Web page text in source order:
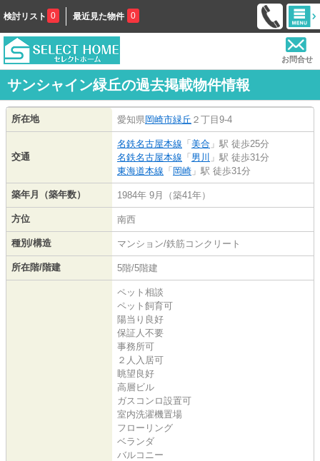
検討リスト 0 最近見た物件 0
お問合せ
サンシャイン緑丘の過去掲載物件情報
所在地 愛知県 岡崎市緑丘 ２丁目9-4
交通
名鉄名古屋本線 「 美合 」駅 徒歩25分
名鉄名古屋本線 「 男川 」駅 徒歩31分
東海道本線 「 岡崎 」駅 徒歩31分
築年月（築年数） 1984年 9月（築41年）
方位 南西
種別/構造 マンション/鉄筋コンクリート
所在階/階建 5階/5階建
ペット相談
ペット飼育可
陽当り良好
保証人不要
事務所可
２人入居可
眺望良好
高層ビル
ガスコンロ設置可
室内洗濯機置場
フローリング
ベランダ
バルコニー